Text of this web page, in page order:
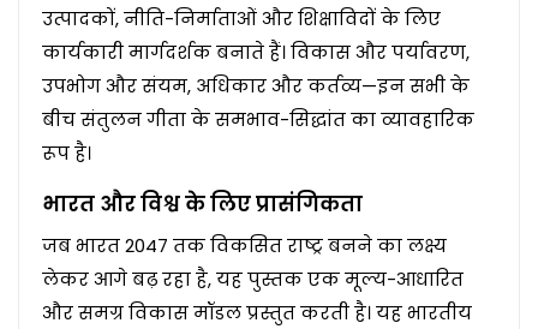
उत्पादकों, नीति-निर्माताओं और शिक्षाविदों के लिए
कार्यकारी मार्गदर्शक बनाते हैं। विकास और पर्यावरण,
उपभोग और संयम, अधिकार और कर्तव्य—इन सभी के
बीच संतुलन गीता के समभाव-सिद्धांत का व्यावहारिक
रूप है।
भारत और विश्व के लिए प्रासंगिकता
जब भारत 2047 तक विकसित राष्ट्र बनने का लक्ष्य
लेकर आगे बढ़ रहा है, यह पुस्तक एक मूल्य-आधारित
और समग्र विकास मॉडल प्रस्तुत करती है। यह भारतीय